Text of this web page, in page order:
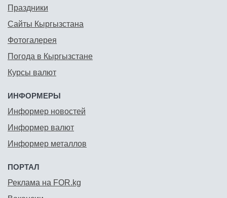
Праздники
Сайты Кыргызстана
Фотогалерея
Погода в Кыргызстане
Курсы валют
ИНФОРМЕРЫ
Информер новостей
Информер валют
Информер металлов
ПОРТАЛ
Реклама на FOR.kg